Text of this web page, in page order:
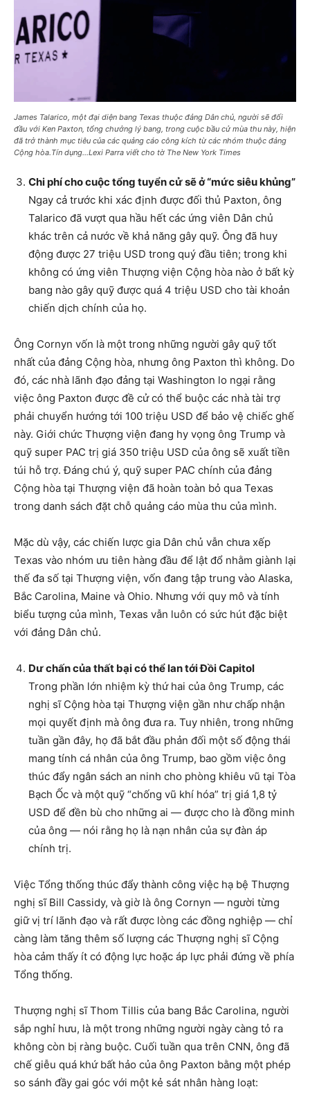
James Talarico, một đại diện bang Texas thuộc đảng Dân chủ, người sẽ đối
đầu với Ken Paxton, tổng chưởng lý bang, trong cuộc bầu cử mùa thu này, hiện
đã trở thành mục tiêu của các quảng cáo công kích từ các nhóm thuộc đảng
Cộng hòa.Tín dụng…Lexi Parra viết cho tờ The New York Times
Chi phí cho cuộc tổng tuyển cử sẽ ở “mức siêu khủng”
Ngay cả trước khi xác định được đối thủ Paxton, ông
Talarico đã vượt qua hầu hết các ứng viên Dân chủ
khác trên cả nước về khả năng gây quỹ. Ông đã huy
động được 27 triệu USD trong quý đầu tiên; trong khi
không có ứng viên Thượng viện Cộng hòa nào ở bất kỳ
bang nào gây quỹ được quá 4 triệu USD cho tài khoản
chiến dịch chính của họ.
Ông Cornyn vốn là một trong những người gây quỹ tốt
nhất của đảng Cộng hòa, nhưng ông Paxton thì không. Do
đó, các nhà lãnh đạo đảng tại Washington lo ngại rằng
việc ông Paxton được đề cử có thể buộc các nhà tài trợ
phải chuyển hướng tới 100 triệu USD để bảo vệ chiếc ghế
này. Giới chức Thượng viện đang hy vọng ông Trump và
quỹ super PAC trị giá 350 triệu USD của ông sẽ xuất tiền
túi hỗ trợ. Đáng chú ý, quỹ super PAC chính của đảng
Cộng hòa tại Thượng viện đã hoàn toàn bỏ qua Texas
trong danh sách đặt chỗ quảng cáo mùa thu của mình.
Mặc dù vậy, các chiến lược gia Dân chủ vẫn chưa xếp
Texas vào nhóm ưu tiên hàng đầu để lật đổ nhằm giành lại
thế đa số tại Thượng viện, vốn đang tập trung vào Alaska,
Bắc Carolina, Maine và Ohio. Nhưng với quy mô và tính
biểu tượng của mình, Texas vẫn luôn có sức hút đặc biệt
với đảng Dân chủ.
Dư chấn của thất bại có thể lan tới Đồi Capitol
Trong phần lớn nhiệm kỳ thứ hai của ông Trump, các
nghị sĩ Cộng hòa tại Thượng viện gần như chấp nhận
mọi quyết định mà ông đưa ra. Tuy nhiên, trong những
tuần gần đây, họ đã bắt đầu phản đối một số động thái
mang tính cá nhân của ông Trump, bao gồm việc ông
thúc đẩy ngân sách an ninh cho phòng khiêu vũ tại Tòa
Bạch Ốc và một quỹ “chống vũ khí hóa” trị giá 1,8 tỷ
USD để đền bù cho những ai — được cho là đồng minh
của ông — nói rằng họ là nạn nhân của sự đàn áp
chính trị.
Việc Tổng thống thúc đẩy thành công việc hạ bệ Thượng
nghị sĩ Bill Cassidy, và giờ là ông Cornyn — người từng
giữ vị trí lãnh đạo và rất được lòng các đồng nghiệp — chỉ
càng làm tăng thêm số lượng các Thượng nghị sĩ Cộng
hòa cảm thấy ít có động lực hoặc áp lực phải đứng về phía
Tổng thống.
Thượng nghị sĩ Thom Tillis của bang Bắc Carolina, người
sắp nghỉ hưu, là một trong những người ngày càng tỏ ra
không còn bị ràng buộc. Cuối tuần qua trên CNN, ông đã
chế giễu quá khứ bất hảo của ông Paxton bằng một phép
so sánh đầy gai góc với một kẻ sát nhân hàng loạt: